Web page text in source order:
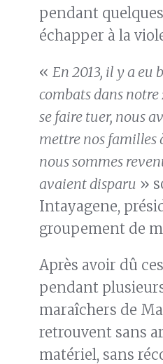
pendant
échapper à la
« En 2013, il y a eu
combats dans notre
se faire tuer, nous
mettre nos familles
nous sommes
avaient disparu »
Intayagene,
groupement de
Après avoir dû
pendant
maraîchers de
retrouvent sans
matériel, sans